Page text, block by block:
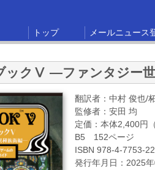
トップ メールニュース
ックⅤ ―ファンタジー
翻訳者：中村 俊也/
監修者：安田 均
定価：本体2,400円
B5 152ページ
ISBN 978-4-7753-
発行年月日：2025